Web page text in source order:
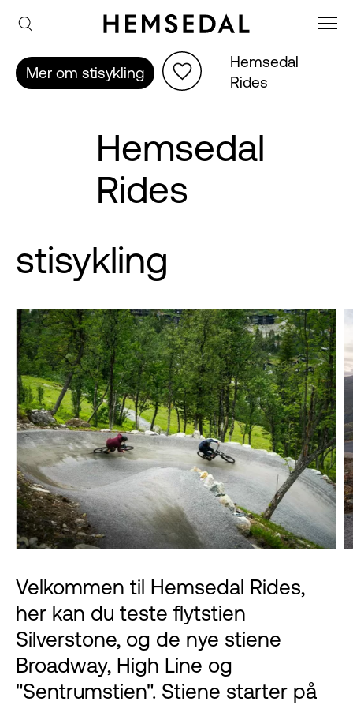
Mer om stisykling
Hemsedal
Rides
Hemsedal
Rides
stisykling
Velkommen til Hemsedal Rides,
her kan du teste flytstien
Silverstone, og de nye stiene
Broadway, High Line og
"Sentrumstien". Stiene starter på